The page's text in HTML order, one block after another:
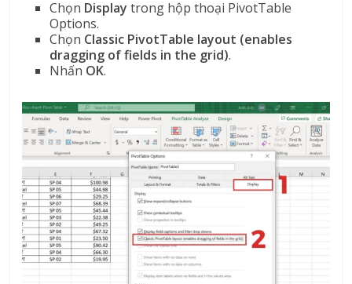
Chọn Displaytrong hộp thoại PivotTable
Options.
Chọn Classic PivotTable layout (enables
dragging of fields in the grid).
Nhấn OK.